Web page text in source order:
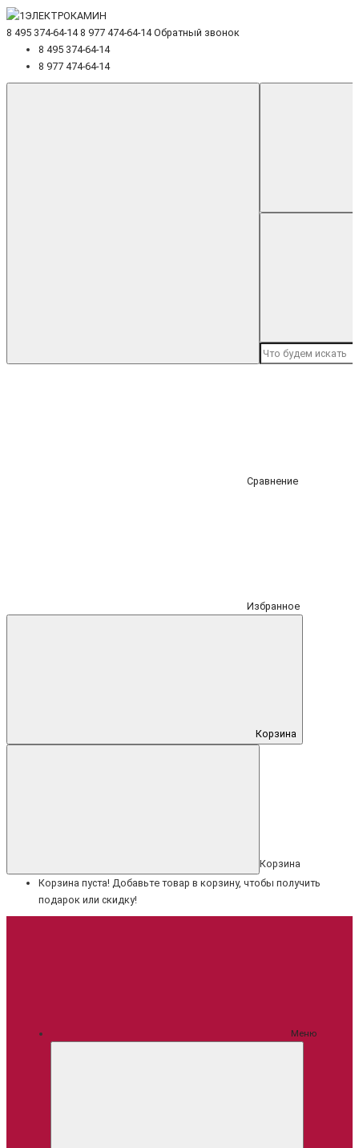
8 495 374-64-14 8 977 474-64-14 Обратный звонок
8 495 374-64-14
8 977 474-64-14
Сравнение
Избранное
Корзина
Корзина
Корзина пуста! Добавьте товар в корзину, чтобы получить
подарок или скидку!
Меню